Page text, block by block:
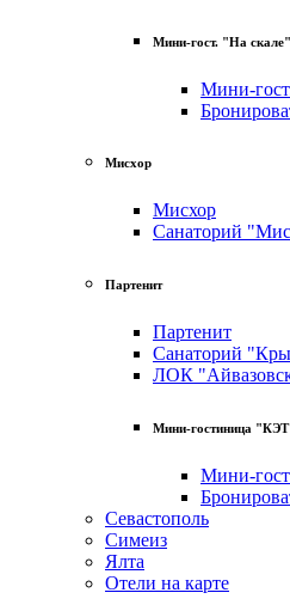
Мини-гост. "На скале"
Мини-
Мисхор
Мисхор
Санаторий
Партенит
Партенит
Санаторий
ЛОК
Мини-гостиница
Мини-
Севастополь
Симеиз
Ялта
Отели на карте